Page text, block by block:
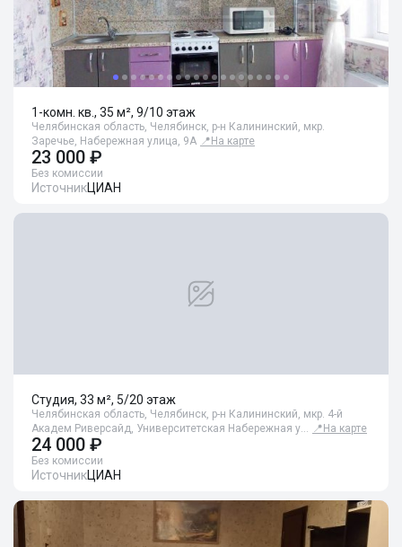
1-комн. кв., 35 м², 9/10 этаж
Челябинская область, Челябинск, р-н Калининский, мкр.
Заречье, Набережная улица, 9А 📍 На карте
23 000 ₽
Без комиссии
ИсточникЦИАН
Студия, 33 м², 5/20 этаж
Челябинская область, Челябинск, р-н Калининский, мкр. 4-й
Академ Риверсайд, Университетская Набережная у… 📍 На карте
24 000 ₽
Без комиссии
ИсточникЦИАН